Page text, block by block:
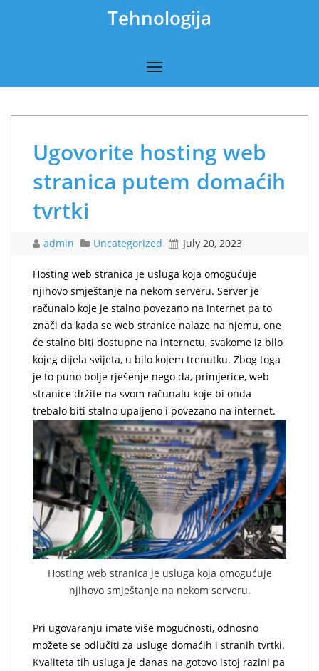
Tehnologija
Ugovorite hosting web
stranica putem domaćih
tvrtki
admin Uncategorized July 20, 2023
Hosting web stranica je usluga koja omogućuje
njihovo smještanje na nekom serveru. Server je
računalo koje je stalno povezano na internet pa to
znači da kada se web stranice nalaze na njemu, one
će stalno biti dostupne na internetu, svakome iz bilo
kojeg dijela svijeta, u bilo kojem trenutku. Zbog toga
je to puno bolje rješenje nego da, primjerice, web
stranice držite na svom računalu koje bi onda
trebalo biti stalno upaljeno i povezano na internet.
Hosting web stranica je usluga koja omogućuje
njihovo smještanje na nekom serveru.
Pri ugovaranju imate više mogućnosti, odnosno
možete se odlučiti za usluge domaćih i stranih tvrtki.
Kvaliteta tih usluga je danas na gotovo istoj razini pa